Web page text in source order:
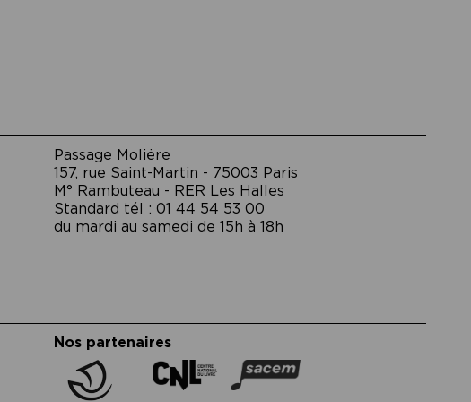
Passage Moliėre
157, rue Saint-Martin - 75003 Paris
M° Rambuteau - RER Les Halles
Standard tél : 01 44 54 53 00
du mardi au samedi de 15h à 18h
Nos partenaires